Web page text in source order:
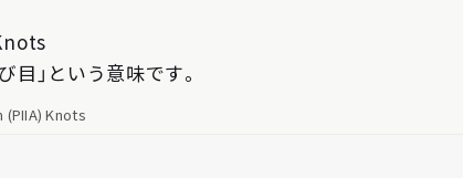
目」という意味です。
Knots